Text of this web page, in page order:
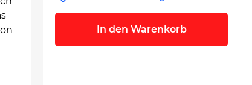
In den Warenkorb